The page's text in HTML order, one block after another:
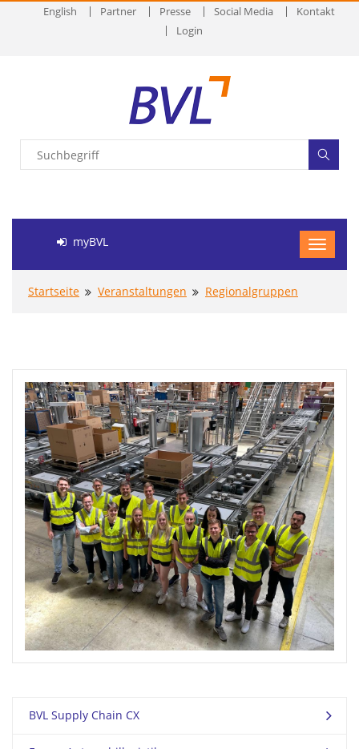
English Partner Presse Social Media
Kontakt
Login
myBVL
Startseite Veranstaltungen Regionalgruppen
BVL Supply Chain CX